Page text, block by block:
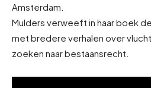
Amsterdam.
Mulders verweeft in haar boek
met bredere verhalen over
zoeken naar bestaansrecht.